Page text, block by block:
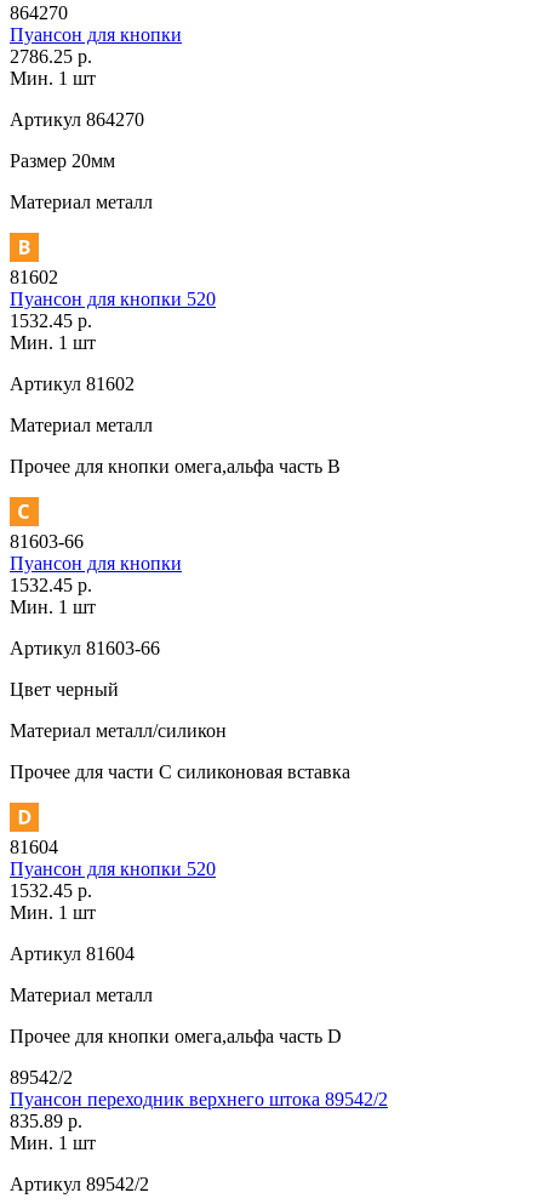
864270
Пуансон для кнопки
2786.25 р.
Мин. 1 шт
Артикул 864270
Размер 20мм
Материал металл
81602
Пуансон для кнопки 520
1532.45 р.
Мин. 1 шт
Артикул 81602
Материал металл
Прочее для кнопки омега,альфа часть В
81603-66
Пуансон для кнопки
1532.45 р.
Мин. 1 шт
Артикул 81603-66
Цвет черный
Материал металл/силикон
Прочее для части C силиконовая вставка
81604
Пуансон для кнопки 520
1532.45 р.
Мин. 1 шт
Артикул 81604
Материал металл
Прочее для кнопки омега,альфа часть D
89542/2
Пуансон переходник верхнего штока 89542/2
835.89 р.
Мин. 1 шт
Артикул 89542/2